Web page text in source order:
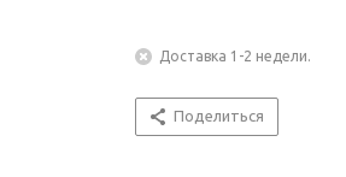
Доставка 1-2 недели.
Поделиться